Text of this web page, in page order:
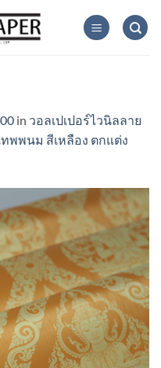
in วอลเปเปอร์ไวนิลลาย
ทพพนม สีเหลือง ตกแต่ง